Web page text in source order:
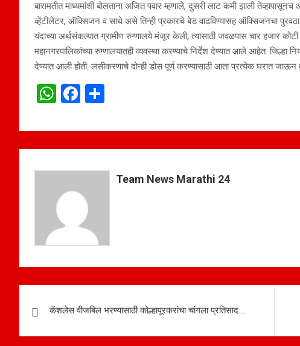
बारामतीत माध्यमांशी बोलताना अजित पवार म्हणाले, दुसरी लाट कमी झाली
व्हेंटीलेटर, ऑक्सिजन व साधे असे तिन्ही प्रकारचे बेड वाढविण्यासह ऑक्सिजनचा पुरवठा
यंदाच्या अर्थसंकल्पात ग्रामीण रुग्णालये मंजूर केली, त्यासाठी जवळपास चार हजार
महानगरपालिकांच्या रुग्णालयातही व्यवस्था करण्याचे निर्देश देण्यात आले आहेत. जिल्हा
देण्यात आली होती. लसीकरणाचे दोन्ही डोस पूर्ण करण्यासाठी आता प्रत्येक घरात जाऊन
W
at
s
A
p
p
F
ce
b
o
o
k
ar
e
Team News Marathi 24
navigation
कॅशलेस वीजबिल भरण्यासाठी कोल्हापूरकरांचा चांगला प्रतिसाद….